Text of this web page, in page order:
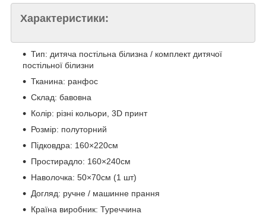
Характеристики:
Тип: дитяча постільна білизна / комплект дитячої
постільної білизни
Тканина: ранфос
Склад: бавовна
Колір: різні кольори, 3D принт
Розмір: полуторний
Підковдра: 160×220см
Простирадло: 160×240см
Наволочка: 50×70см (1 шт)
Догляд: ручне / машинне прання
Країна виробник: Туреччина